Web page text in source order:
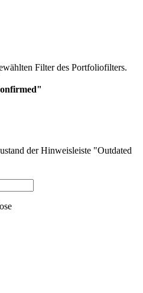
Filter des Portfoliofilters.
der Hinweisleiste "Outdated